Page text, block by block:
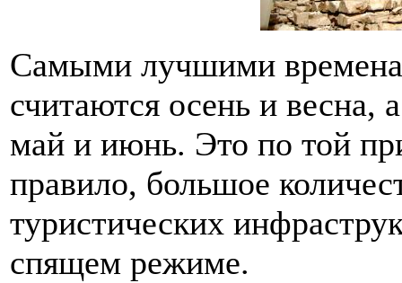
Самыми лучшими
считаются осень и весна,
май и июнь. Это по той
правило, большое
туристических
спящем режиме.